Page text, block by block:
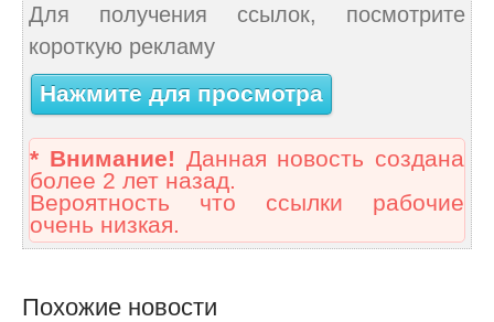
Для получения ссылок, посмотрите
короткую рекламу
Нажмите для просмотра
* Внимание! Данная новость создана
более 2 лет назад.
Вероятность что ссылки рабочие
очень низкая.
Похожие новости